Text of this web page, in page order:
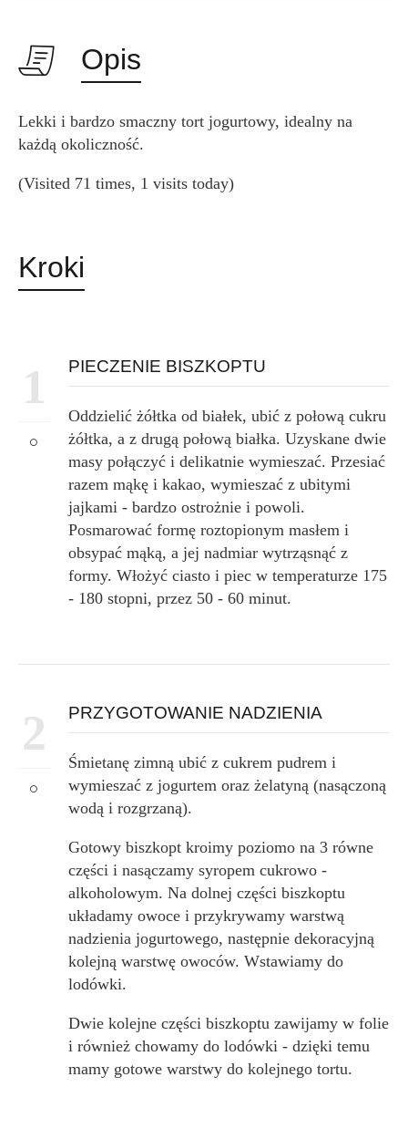
Opis
Lekki i bardzo smaczny tort jogurtowy, idealny na
każdą okoliczność.
(Visited 71 times, 1 visits today)
Kroki
1 PIECZENIE BISZKOPTU
Oddzielić żółtka od białek, ubić z połową cukru
żółtka, a z drugą połową białka. Uzyskane dwie
masy połączyć i delikatnie wymieszać. Przesiać
razem mąkę i kakao, wymieszać z ubitymi
jajkami - bardzo ostrożnie i powoli.
Posmarować formę roztopionym masłem i
obsypać mąką, a jej nadmiar wytrząsnąć z
formy. Włożyć ciasto i piec w temperaturze 175
- 180 stopni, przez 50 - 60 minut.
2 PRZYGOTOWANIE NADZIENIA
Śmietanę zimną ubić z cukrem pudrem i
wymieszać z jogurtem oraz żelatyną (nasączoną
wodą i rozgrzaną).
Gotowy biszkopt kroimy poziomo na 3 równe
części i nasączamy syropem cukrowo -
alkoholowym. Na dolnej części biszkoptu
układamy owoce i przykrywamy warstwą
nadzienia jogurtowego, następnie dekoracyjną
kolejną warstwę owoców. Wstawiamy do
lodówki.
Dwie kolejne części biszkoptu zawijamy w folie
i również chowamy do lodówki - dzięki temu
mamy gotowe warstwy do kolejnego tortu.